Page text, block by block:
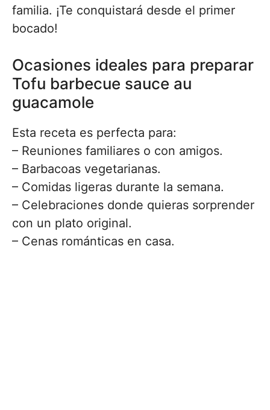
familia. ¡Te conquistará desde el primer
bocado!
Ocasiones ideales para preparar
Tofu barbecue sauce au
guacamole
Esta receta es perfecta para:
– Reuniones familiares o con amigos.
– Barbacoas vegetarianas.
– Comidas ligeras durante la semana.
– Celebraciones donde quieras sorprender
con un plato original.
– Cenas románticas en casa.